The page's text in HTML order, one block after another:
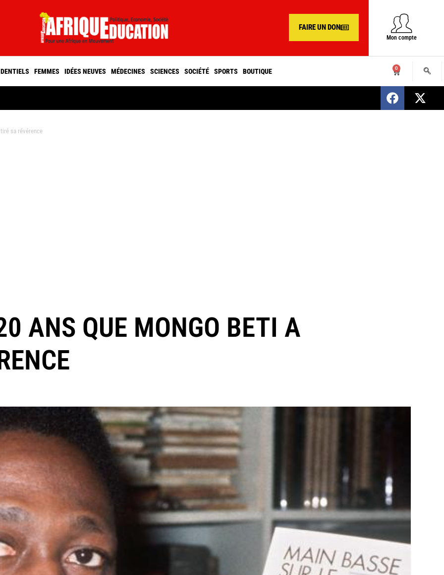
FAIRE UN DON
Mon compte
FEMMES IDÉES NEUVES MÉDECINES SCIENCES SOCIÉTÉ SPORTS BOUTIQUE 0
SENEGAL : Nomination d’un nouveau
sa révérence
ANS QUE MONGO BETI A